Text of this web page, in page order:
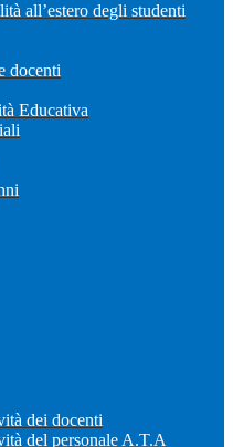
all’estero degli studenti
docenti
Educativa
dei docenti
del personale A.T.A